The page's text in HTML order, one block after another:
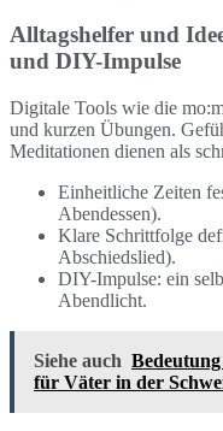
Alltagshelfer und
und DIY-Impulse
Digitale Tools wie die
und kurzen Übungen.
Meditationen dienen als
Einheitliche Zeiten
Abendessen).
Klare Schrittfolge
Abschiedslied).
DIY-Impulse: ein
Abendlicht.
Siehe auch
für Väter in der